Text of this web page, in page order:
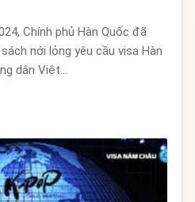
Chính phủ Hàn Quốc đã
nới lỏng yêu cầu visa Hàn
dân Việt...